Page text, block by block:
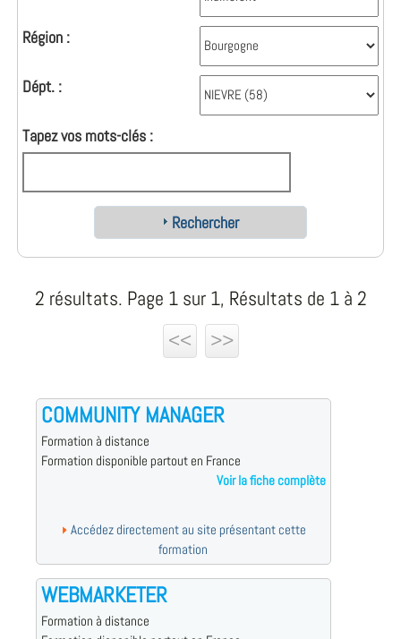
Région :
Dépt. :
Tapez vos mots-clés :
Rechercher
2 résultats. Page 1 sur 1, Résultats de 1 à 2
<<
>>
COMMUNITY MANAGER
Formation à distance
Formation disponible partout en France
Voir la fiche complète
Accédez directement au site présentant cette
formation
WEBMARKETER
Formation à distance